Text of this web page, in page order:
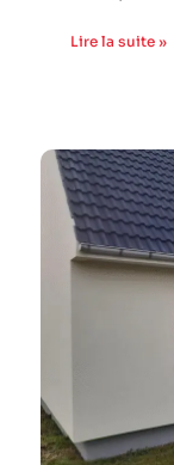
Lire la suite »